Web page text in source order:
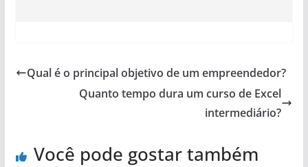
Qual é o principal objetivo de um empreendedor?
Quanto tempo dura um curso de Excel
intermediário?
Você pode gostar também